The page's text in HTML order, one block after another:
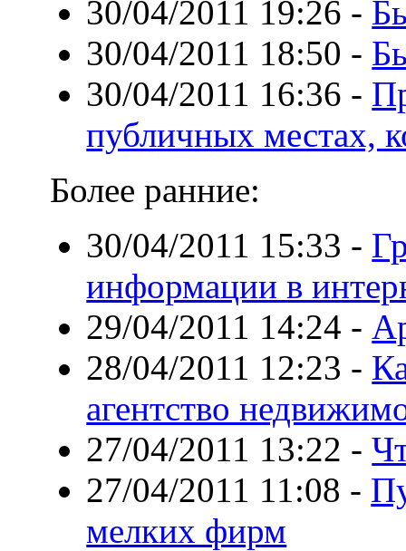
30/04/2011 19:26 -
30/04/2011 18:50 -
30/04/2011 16:36 -
публичных местах,
Более ранние:
30/04/2011 15:33 -
информации в
29/04/2011 14:24 -
28/04/2011 12:23 -
агентство
27/04/2011 13:22 -
27/04/2011 11:08 -
мелких фирм